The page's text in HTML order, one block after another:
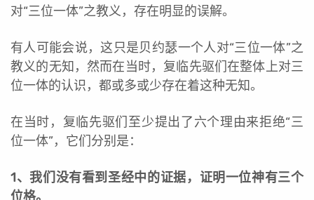
对“三位一体”之教义，存在明显的误解。
有人可能会说，这只是贝约瑟一个人对“三位一体”之
教义的无知，然而在当时，复临先驱们在整体上对三
位一体的认识，都或多或少存在着这种无知。
在当时，复临先驱们至少提出了六个理由来拒绝“三
位一体”，它们分别是：
1、我们没有看到圣经中的证据，证明一位神有三个
位格。